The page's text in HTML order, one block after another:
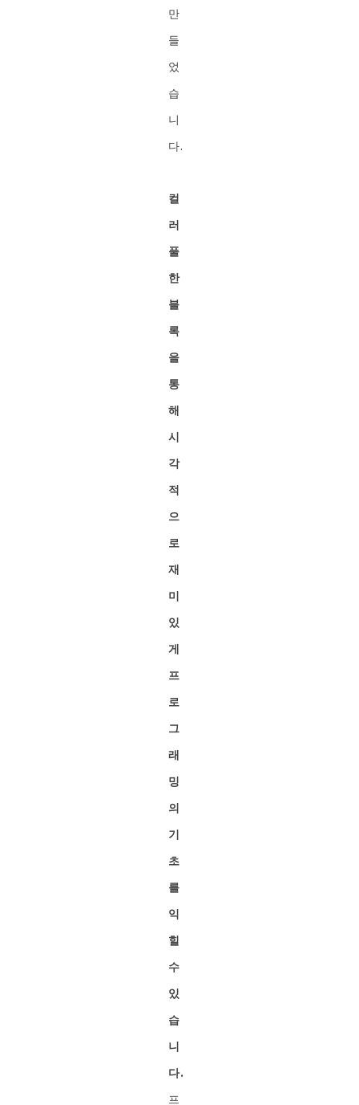
만
들
었
습
니
다.
컬
러
풀
한
블
록
을
통
해
시
각
적
으
로
재
미
있
게
프
로
그
래
밍
의
기
초
를
익
힐
수
있
습
니
다.
프